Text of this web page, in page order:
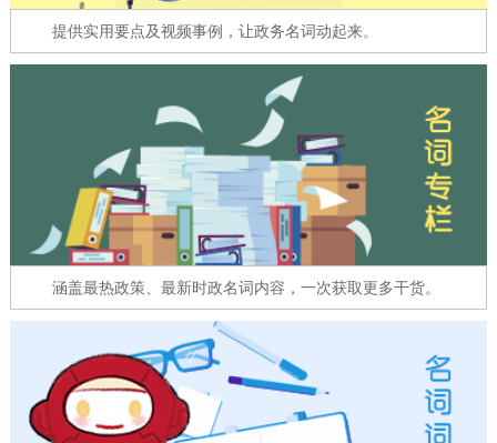
北京概况 十六区概览 人文北京
ENGLISH 한국어 日本語
DEUTSCH FRANÇAIS РУССКИЙ ЯЗЫК
ESPAÑOL العربية PORTUGUÊS
ITALIANO
提供实用要点及视频事例，让政务名词动起来。
涵盖最热政策、最新时政名词内容，一次获取更多干货。